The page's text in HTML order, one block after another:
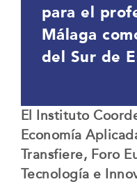
para el
Málaga
del Sur de
El Instituto
Economía
Transfiere, Foro
Tecnología e